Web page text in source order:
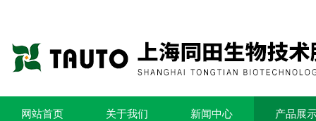
网站首页 关于我们 新闻中心 产品展